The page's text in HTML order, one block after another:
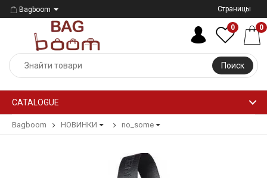
Bagboom Страницы
Поиск
0 0
CATALOGUE
Bagboom НОВИНКИ no_some